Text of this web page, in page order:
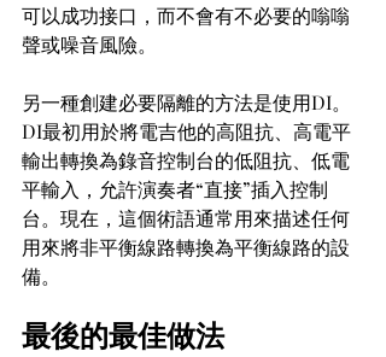
可以成功接口，而不會有不必要的嗡嗡
聲或噪音風險。
另一種創建必要隔離的方法是使用DI。
DI最初用於將電吉他的高阻抗、高電平
輸出轉換為錄音控制台的低阻抗、低電
平輸入，允許演奏者“直接”插入控制
台。現在，這個術語通常用來描述任何
用來將非平衡線路轉換為平衡線路的設
備。
最後的最佳做法